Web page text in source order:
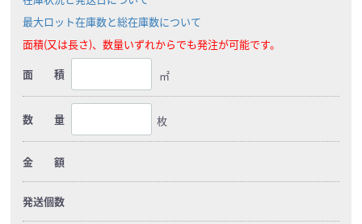
最大ロット在庫数と総在庫数について
面積(又は長さ)、数量いずれからでも発注が可能です。
面 積
㎡
数 量 枚
金 額
発送個数